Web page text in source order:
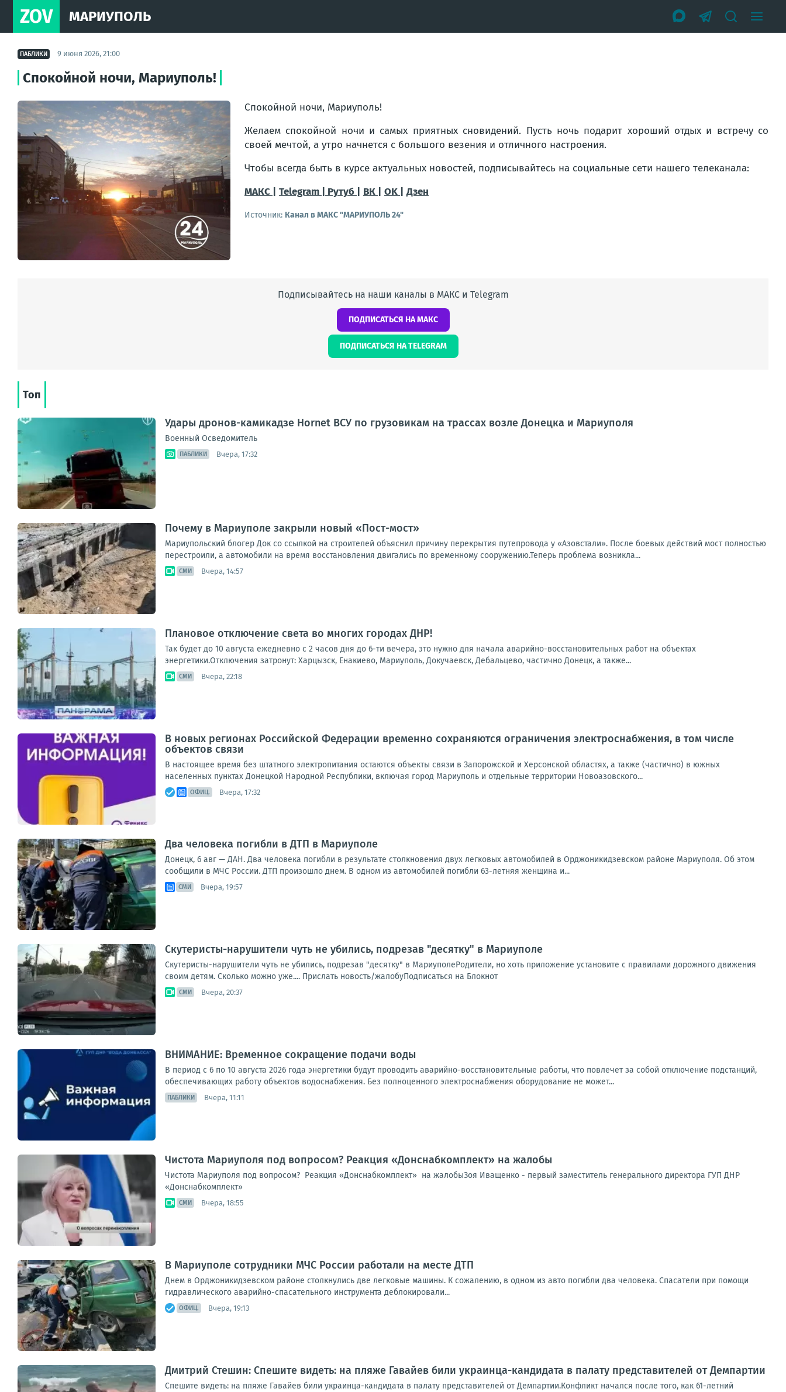
ZOV МАРИУПОЛЬ
ПАБЛИКИ 9 июня 2026, 21:00
Спокойной ночи, Мариуполь!
Спокойной ночи, Мариуполь!
Желаем спокойной ночи и самых приятных сновидений. Пусть ночь подарит хороший отдых и встречу со
своей мечтой, а утро начнется с большого везения и отличного настроения.
Чтобы всегда быть в курсе актуальных новостей, подписывайтесь на социальные сети нашего телеканала:
МАКС |
Telegram | Рутуб | ВК | OK | Дзен
Источник: Канал в МАКС "МАРИУПОЛЬ 24"
Подписывайтесь на наши каналы в МАКС и Telegram
ПОДПИСАТЬСЯ НА МАКС
ПОДПИСАТЬСЯ НА TELEGRAM
Топ
Удары дронов-камикадзе Hornet ВСУ по грузовикам на трассах возле Донецка и Мариуполя
Военный Осведомитель
ПАБЛИКИ Вчера, 17:32
Почему в Мариуполе закрыли новый «Пост-мост»
Мариупольский блогер Док со ссылкой на строителей объяснил причину перекрытия путепровода у «Азовстали». После боевых действий мост полностью
перестроили, а автомобили на время восстановления двигались по временному сооружению.Теперь проблема возникла...
СМИ Вчера, 14:57
Плановое отключение света во многих городах ДНР!
Так будет до 10 августа ежедневно с 2 часов дня до 6-ти вечера, это нужно для начала аварийно-восстановительных работ на объектах
энергетики.Отключения затронут: Харцызск, Енакиево, Мариуполь, Докучаевск, Дебальцево, частично Донецк, а также...
СМИ Вчера, 22:18
В новых регионах Российской Федерации временно сохраняются ограничения электроснабжения, в том числе
объектов связи
В настоящее время без штатного электропитания остаются объекты связи в Запорожской и Херсонской областях, а также (частично) в южных
населенных пунктах Донецкой Народной Республики, включая город Мариуполь и отдельные территории Новоазовского...
ОФИЦ. Вчера, 17:32
Два человека погибли в ДТП в Мариуполе
Донецк, 6 авг — ДАН. Два человека погибли в результате столкновения двух легковых автомобилей в Орджоникидзевском районе Мариуполя. Об этом
сообщили в МЧС России. ДТП произошло днем. В одном из автомобилей погибли 63-летняя женщина и...
СМИ Вчера, 19:57
Скутеристы-нарушители чуть не убились, подрезав "десятку" в Мариуполе
Скутеристы-нарушители чуть не убились, подрезав "десятку" в МариуполеРодители, но хоть приложение установите с правилами дорожного движения
своим детям. Сколько можно уже.... Прислать новость/жалобуПодписаться на Блокнот
СМИ Вчера, 20:37
ВНИМАНИЕ: Временное сокращение подачи воды
В период с 6 по 10 августа 2026 года энергетики будут проводить аварийно-восстановительные работы, что повлечет за собой отключение подстанций,
обеспечивающих работу объектов водоснабжения. Без полноценного электроснабжения оборудование не может...
ПАБЛИКИ Вчера, 11:11
Чистота Мариуполя под вопросом? Реакция «Донснабкомплект» на жалобы
Чистота Мариуполя под вопросом? Реакция «Донснабкомплект» на жалобыЗоя Иващенко - первый заместитель генерального директора ГУП ДНР
«Донснабкомплект»
СМИ Вчера, 18:55
В Мариуполе сотрудники МЧС России работали на месте ДТП
Днем в Орджоникидзевском районе столкнулись две легковые машины. К сожалению, в одном из авто погибли два человека. Спасатели при помощи
гидравлического аварийно-спасательного инструмента деблокировали...
ОФИЦ. Вчера, 19:13
Дмитрий Стешин: Спешите видеть: на пляже Гавайев били украинца-кандидата в палату представителей от Демпартии
Спешите видеть: на пляже Гавайев били украинца-кандидата в палату представителей от Демпартии.Конфликт начался после того, как 61-летний